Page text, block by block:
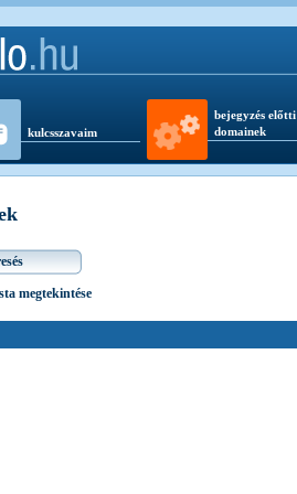
kulcsszavaim
bejegyzés előtti
domainek
megtekintése